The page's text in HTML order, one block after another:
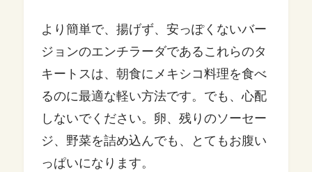
より簡単で、揚げず、安っぽくないバー
ジョンのエンチラーダであるこれらのタ
キートスは、朝食にメキシコ料理を食べ
るのに最適な軽い方法です。でも、心配
しないでください。卵、残りのソーセー
ジ、野菜を詰め込んでも、とてもお腹い
っぱいになります。